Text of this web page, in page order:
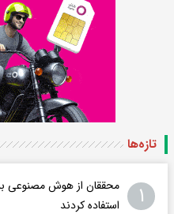
تازه‌ها
۱
محققان از هوش مصنوعی
استفاده کردند